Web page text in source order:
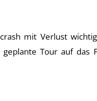
mit Verlust
Tour auf das